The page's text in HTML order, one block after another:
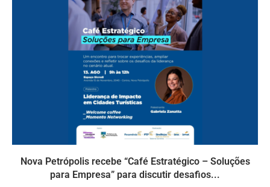
Nova Petrópolis recebe “Café Estratégico – Soluções
para Empresa” para discutir desafios...